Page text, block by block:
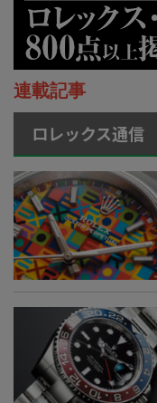
連載記事
ロレックス通信